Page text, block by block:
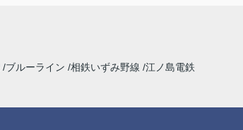
ブルーライン 相鉄いずみ野線 江ノ島電鉄